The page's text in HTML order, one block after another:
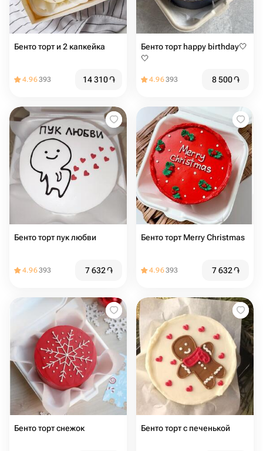
Бенто торт и 2 капкейка
4.96393 14 310֏
Бенто торт happy birthday🤍
🤍
4.96393 8 500֏
Бенто торт пук любви
4.96393 7 632֏
Бенто торт Merry Christmas
4.96393 7 632֏
Бенто торт снежок Бенто торт с печенькой